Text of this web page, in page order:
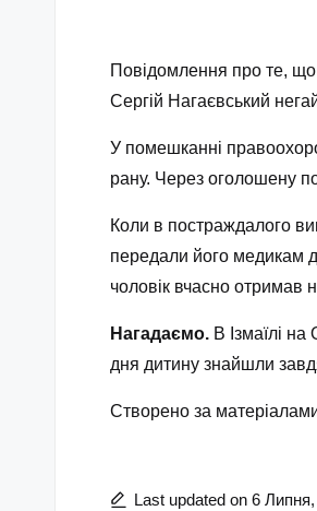
Повідомлення про те, що
Сергій Нагаєвський
У помешканні
рану. Через оголошену
Коли в постраждалого
передали його медикам
чоловік вчасно отримав
Нагадаємо. В Ізмаїлі
дня дитину знайшли
Створено за
Last updated on 6